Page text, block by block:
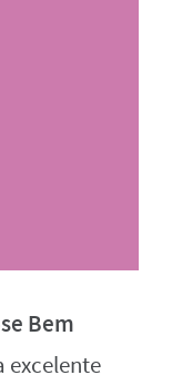
Bem
excelente